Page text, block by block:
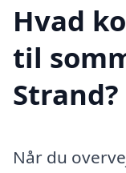
Hvad
til
Strand?
Når du